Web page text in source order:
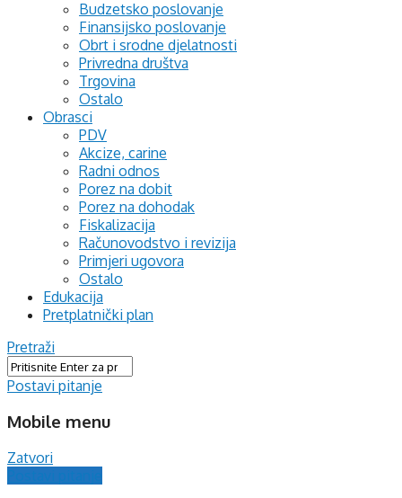
Budzetsko poslovanje
Finansijsko poslovanje
Obrt i srodne djelatnosti
Privredna društva
Trgovina
Ostalo
Obrasci
PDV
Akcize, carine
Radni odnos
Porez na dobit
Porez na dohodak
Fiskalizacija
Računovodstvo i revizija
Primjeri ugovora
Ostalo
Edukacija
Pretplatnički plan
Pretraži
Postavi pitanje
Mobile menu
Zatvori